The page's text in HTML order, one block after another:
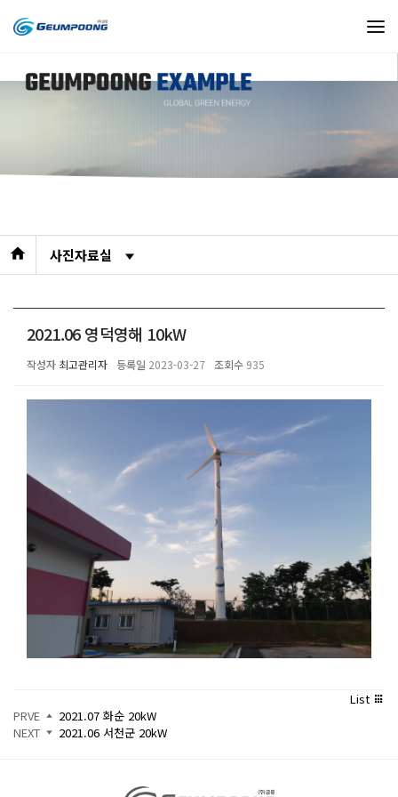
 사진자료실
2021.06 영덕영해 10kW
작성자 최고관리자 등록일 2023-03-27 조회수 935
List
PRVE
2021.07 화순 20kW
NEXT
2021.06 서천군 20kW